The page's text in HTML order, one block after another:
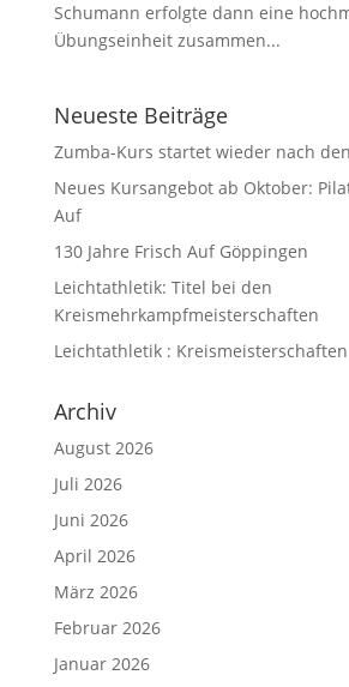
Schumann erfolgte dann eine
Übungseinheit zusammen...
Neueste Beiträge
Zumba-Kurs startet wieder nach
Neues Kursangebot ab Oktober:
Auf
130 Jahre Frisch Auf Göppingen
Leichtathletik: Titel bei den
Kreismehrkampfmeisterschaften
Leichtathletik : Kreismeisterschaften
Archiv
August 2026
Juli 2026
Juni 2026
April 2026
März 2026
Februar 2026
Januar 2026